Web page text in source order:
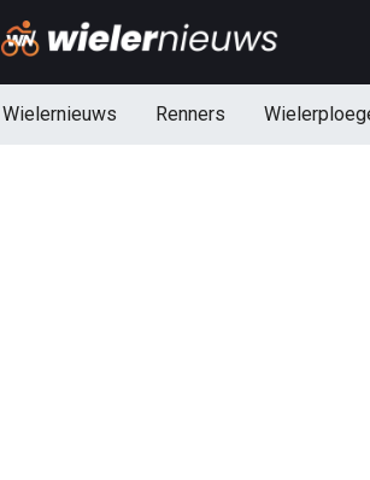
Wielernieuws Renners